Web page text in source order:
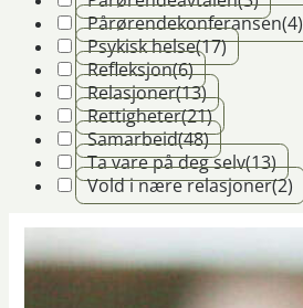
Pårørendekonferansen(4)
Psykisk helse(17)
Refleksjon(6)
Relasjoner(13)
Rettigheter(21)
Samarbeid(48)
Ta vare på deg selv(13)
Vold i nære relasjoner(2)